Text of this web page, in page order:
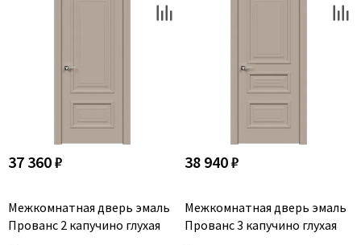
37 360 ₽
Межкомнатная дверь эмаль
Прованс 2 капучино глухая
38 940 ₽
Межкомнатная дверь эмаль
Прованс 3 капучино глухая